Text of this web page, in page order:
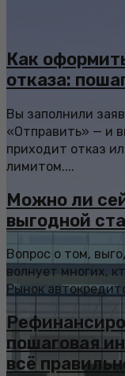
Как
отказа:
Вы заполнили
«Отправить» — и
приходит отказ
лимитом....
Можно ли
выгодной
Вопрос о том,
волнует многих,
Рынок
пошаговая
всё